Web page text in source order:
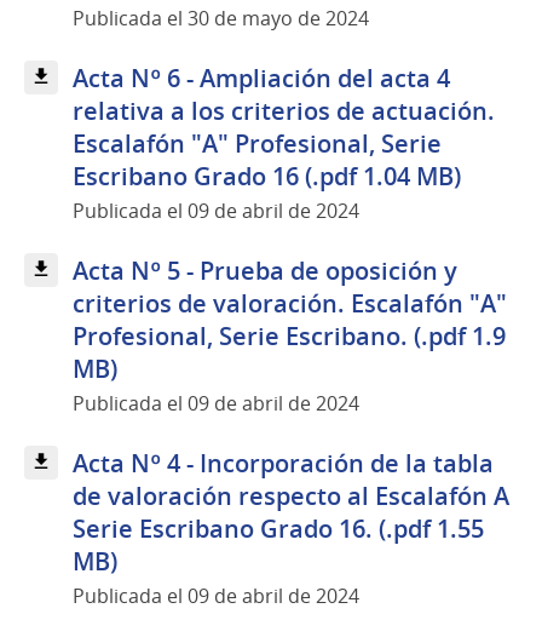
Publicada el 30 de mayo de 2024
Acta Nº 6 - Ampliación del acta 4
relativa a los criterios de actuación.
Escalafón "A" Profesional, Serie
Escribano Grado 16 (.pdf 1.04 MB)
Publicada el 09 de abril de 2024
Acta Nº 5 - Prueba de oposición y
criterios de valoración. Escalafón "A"
Profesional, Serie Escribano. (.pdf 1.9
MB)
Publicada el 09 de abril de 2024
Acta Nº 4 - Incorporación de la tabla
de valoración respecto al Escalafón A
Serie Escribano Grado 16. (.pdf 1.55
MB)
Publicada el 09 de abril de 2024